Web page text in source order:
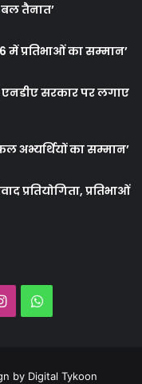
तैनात’
में प्रतिभाओं का सम्मान’
सरकार पर लगाए
अभ्यर्थियों का सम्मान’
प्रतियोगिता, प्रतिभाओं
InstagramWhatsApp
by Digital Tykoon